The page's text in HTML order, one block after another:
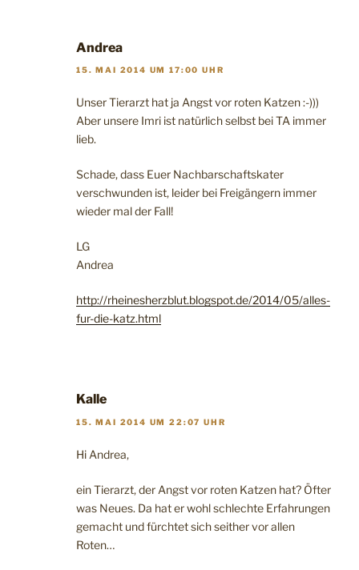
Andrea
15. MAI 2014 UM 17:00 UHR
Unser Tierarzt hat ja Angst vor roten Katzen :-)))
Aber unsere Imri ist natürlich selbst bei TA immer
lieb.
Schade, dass Euer Nachbarschaftskater
verschwunden ist, leider bei Freigängern immer
wieder mal der Fall!
LG
Andrea
http://rheinesherzblut.blogspot.de/2014/05/alles-
fur-die-katz.html
Kalle
15. MAI 2014 UM 22:07 UHR
Hi Andrea,
ein Tierarzt, der Angst vor roten Katzen hat? Öfter
was Neues. Da hat er wohl schlechte Erfahrungen
gemacht und fürchtet sich seither vor allen
Roten…